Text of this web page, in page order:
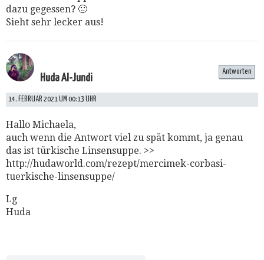
dazu gegessen? 🙂
Sieht sehr lecker aus!
Huda Al-Jundi
14. FEBRUAR 2021 UM 00:13 UHR
Hallo Michaela,
auch wenn die Antwort viel zu spät kommt, ja genau
das ist türkische Linsensuppe. >>
http://hudaworld.com/rezept/mercimek-corbasi-
tuerkische-linsensuppe/
Lg
Huda
Antworten